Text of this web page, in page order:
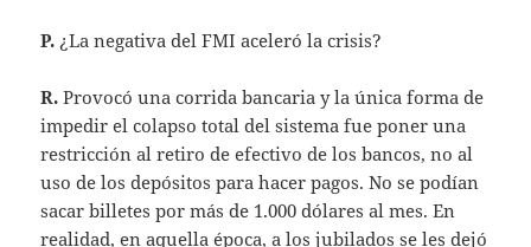
P. ¿La negativa del FMI aceleró la crisis?
R. Provocó una corrida bancaria y la única forma de
impedir el colapso total del sistema fue poner una
restricción al retiro de efectivo de los bancos, no al
uso de los depósitos para hacer pagos. No se podían
sacar billetes por más de 1.000 dólares al mes. En
realidad, en aquella época, a los jubilados se les dejó